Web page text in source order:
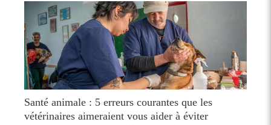
Santé animale : 5 erreurs courantes que les
vétérinaires aimeraient vous aider à éviter